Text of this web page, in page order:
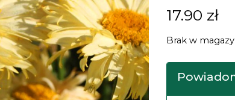
17.90 zł
Brak w